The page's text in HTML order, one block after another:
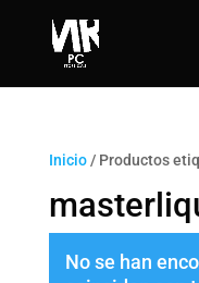
Inicio/ Productos
No se han